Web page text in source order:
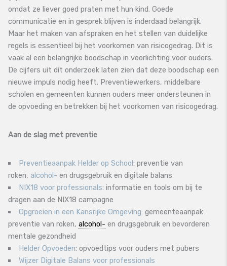
omdat ze liever goed praten met hun kind. Goede
communicatie en in gesprek blijven is inderdaad belangrijk.
Maar het maken van afspraken en het stellen van duidelijke
regels is essentieel bij het voorkomen van risicogedrag. Dit is
vaak al een belangrijke boodschap in voorlichting voor ouders.
De cijfers uit dit onderzoek laten zien dat deze boodschap een
nieuwe impuls nodig heeft. Preventiewerkers, middelbare
scholen en gemeenten kunnen ouders meer ondersteunen in
de opvoeding en betrekken bij het voorkomen van risicogedrag.
Aan de slag met preventie
Preventieaanpak Helder op School: preventie van
roken, alcohol- en drugsgebruik en digitale balans
NIX18 voor professionals: informatie en tools om bij te
dragen aan de NIX18 campagne
Opgroeien in een Kansrijke Omgeving: gemeenteaanpak
preventie van roken, alcohol- en drugsgebruik en bevorderen
mentale gezondheid
Helder Opvoeden: opvoedtips voor ouders met pubers
Wijzer Digitale Balans voor professionals